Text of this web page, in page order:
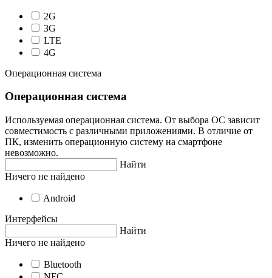
2G
3G
LTE
4G
Операционная система
Операционная система
Используемая операционная система. От выбора ОС зависит
совместимость с различными приложениями. В отличие от
ПК, изменить операционную систему на смартфоне
невозможно.
Найти
Ничего не найдено
Android
Интерфейсы
Найти
Ничего не найдено
Bluetooth